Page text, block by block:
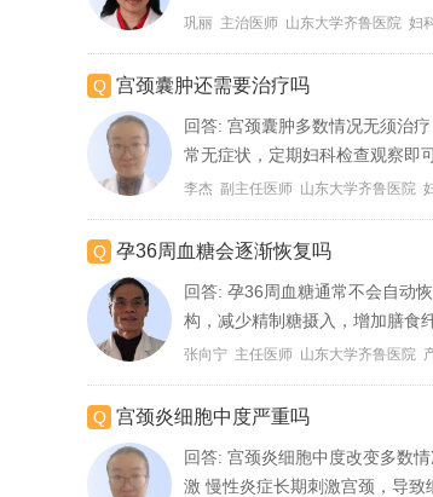
巩丽 主治医师 山东大学齐鲁医院 妇
宫颈囊肿还需要治疗吗
回答: 宫颈囊肿多数情况无须治
常无症状，定期妇科检查观察即
李杰 副主任医师 山东大学齐鲁医院
孕36周血糖会逐渐恢复吗
回答: 孕36周血糖通常不会自动
构，减少精制糖摄入，增加膳食
张向宁 主任医师 山东大学齐鲁医院
宫颈炎细胞中度严重吗
回答: 宫颈炎细胞中度改变多数
激 慢性炎症长期刺激宫颈，导致